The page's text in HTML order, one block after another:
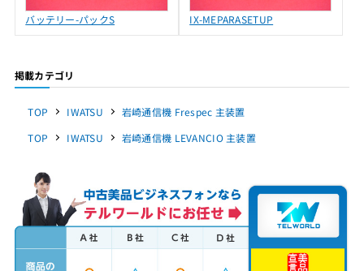
バッテリー-パックS IX-MEPARASETUP
掲載カテゴリ
TOP IWATSU
岩崎通信機 Frespec 主装置
TOP
IWATSU 岩崎通信機 LEVANCIO 主装置